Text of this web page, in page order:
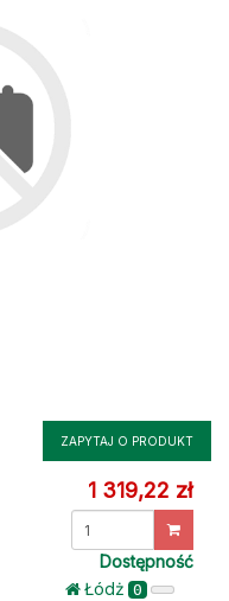
ZAPYTAJ O PRODUKT
1 319,22 zł
Dostępność
Łódż 0